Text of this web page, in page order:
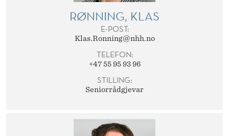
RØNNING, KLAS
E-POST:
Klas.Ronning@nhh.no
TELEFON:
+47 55 95 93 96
STILLING:
Seniorrådgjevar